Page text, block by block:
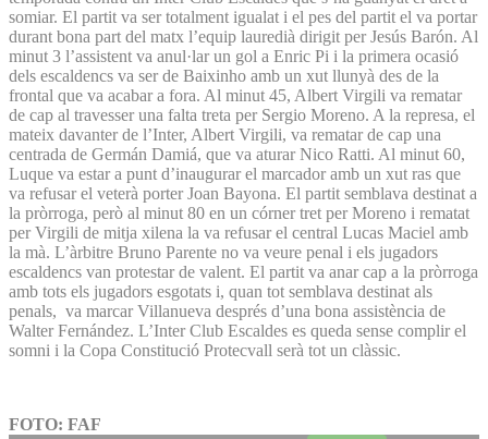
somiar. El partit va ser totalment igualat i el pes del partit el va portar
durant bona part del matx l’equip lauredià dirigit per Jesús Barón. Al
minut 3 l’assistent va anul·lar un gol a Enric Pi i la primera ocasió
dels escaldencs va ser de Baixinho amb un xut llunyà des de la
frontal que va acabar a fora. Al minut 45, Albert Virgili va rematar
de cap al travesser una falta treta per Sergio Moreno. A la represa, el
mateix davanter de l’Inter, Albert Virgili, va rematar de cap una
centrada de Germán Damiá, que va aturar Nico Ratti. Al minut 60,
Luque va estar a punt d’inaugurar el marcador amb un xut ras que
va refusar el veterà porter Joan Bayona. El partit semblava destinat a
la pròrroga, però al minut 80 en un córner tret per Moreno i rematat
per Virgili de mitja xilena la va refusar el central Lucas Maciel amb
la mà. L’àrbitre Bruno Parente no va veure penal i els jugadors
escaldencs van protestar de valent. El partit va anar cap a la pròrroga
amb tots els jugadors esgotats i, quan tot semblava destinat als
penals, va marcar Villanueva després d’una bona assistència de
Walter Fernández. L’Inter Club Escaldes es queda sense complir el
somni i la Copa Constitució Protecvall serà tot un clàssic.
FOTO: FAF